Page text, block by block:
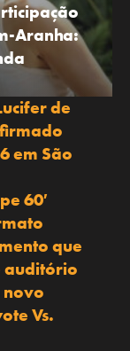
Aranha:
de
em São
60′
que
auditório
novo
Vs.